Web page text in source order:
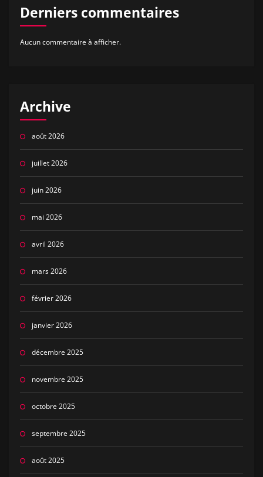
Derniers commentaires
Aucun commentaire à afficher.
Archive
août 2026
juillet 2026
juin 2026
mai 2026
avril 2026
mars 2026
février 2026
janvier 2026
décembre 2025
novembre 2025
octobre 2025
septembre 2025
août 2025